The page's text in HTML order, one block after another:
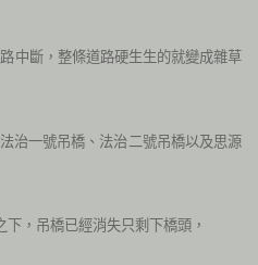
中斷，整條道路硬生生的就變成雜草
治一號吊橋、法治二號吊橋以及思源
，吊橋已經消失只剩下橋頭，